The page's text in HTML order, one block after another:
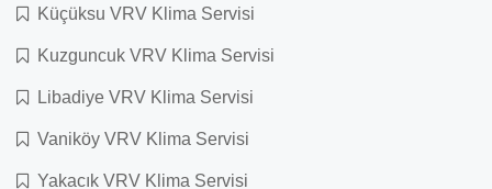
Küçüksu VRV Klima Servisi
Kuzguncuk VRV Klima Servisi
Libadiye VRV Klima Servisi
Vaniköy VRV Klima Servisi
Yakacık VRV Klima Servisi